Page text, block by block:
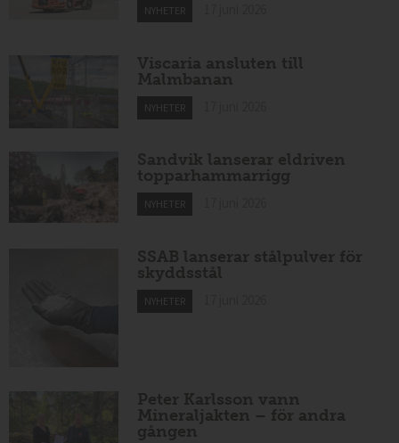
NYHETER
Viscaria ansluten till
Malmbanan
NYHETER
Sandvik lanserar eldriven
topparhammarrigg
NYHETER
SSAB lanserar stålpulver för
skyddsstål
NYHETER
Peter Karlsson vann
Mineraljakten – för andra
gången